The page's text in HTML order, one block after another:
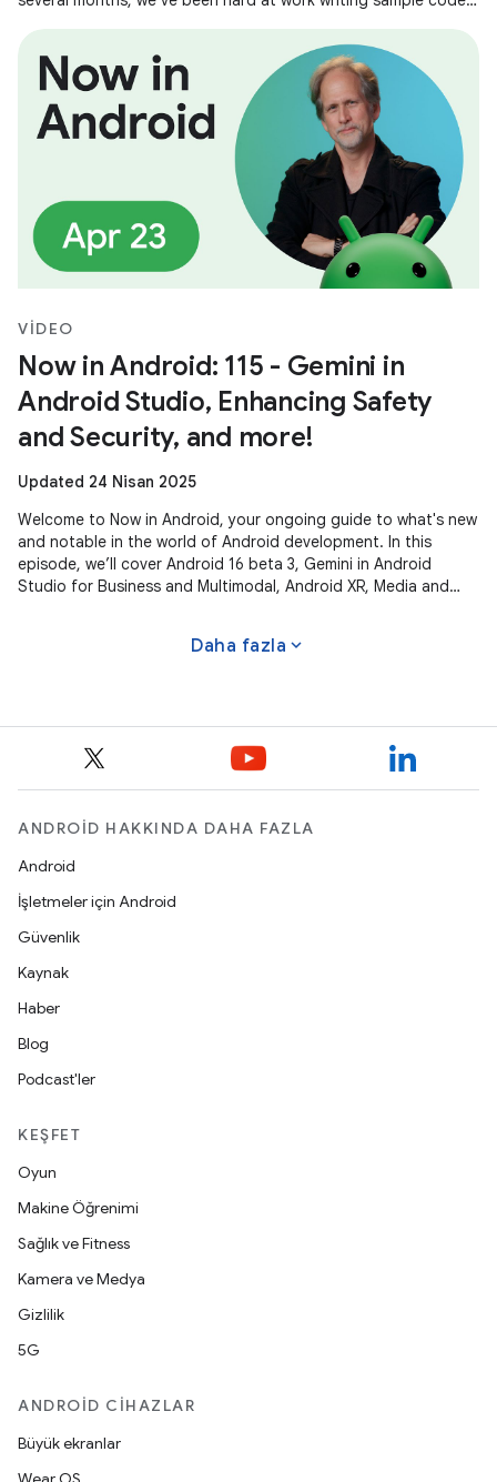
VIDEO
Now in Android: 115 - Gemini in
Android Studio, Enhancing Safety
and Security, and more!
Updated 24 Nisan 2025
Welcome to Now in Android, your ongoing guide to what's new
and notable in the world of Android development. In this
episode, we’ll cover Android 16 beta 3, Gemini in Android
Studio for Business and Multimodal, Android XR, Media and
Daha fazla expand_more
ANDROID HAKKINDA DAHA FAZLA
Android
İşletmeler için Android
Güvenlik
Kaynak
Haber
Blog
Podcast'ler
KEŞFET
Oyun
Makine Öğrenimi
Sağlık ve Fitness
Kamera ve Medya
Gizlilik
5G
ANDROID CIHAZLAR
Büyük ekranlar